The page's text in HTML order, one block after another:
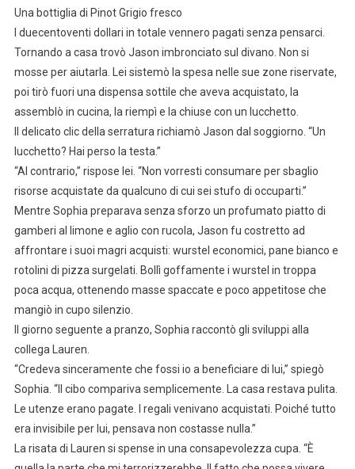
Una bottiglia di Pinot Grigio fresco
I duecentoventi dollari in totale vennero pagati senza pensarci.
Tornando a casa trovò Jason imbronciato sul divano. Non si
mosse per aiutarla. Lei sistemò la spesa nelle sue zone riservate,
poi tirò fuori una dispensa sottile che aveva acquistato, la
assemblò in cucina, la riempì e la chiuse con un lucchetto.
Il delicato clic della serratura richiamò Jason dal soggiorno. “Un
lucchetto? Hai perso la testa.”
“Al contrario,” rispose lei. “Non vorresti consumare per sbaglio
risorse acquistate da qualcuno di cui sei stufo di occuparti.”
Mentre Sophia preparava senza sforzo un profumato piatto di
gamberi al limone e aglio con rucola, Jason fu costretto ad
affrontare i suoi magri acquisti: wurstel economici, pane bianco e
rotolini di pizza surgelati. Bollì goffamente i wurstel in troppa
poca acqua, ottenendo masse spaccate e poco appetitose che
mangiò in cupo silenzio.
Il giorno seguente a pranzo, Sophia raccontò gli sviluppi alla
collega Lauren.
“Credeva sinceramente che fossi io a beneficiare di lui,” spiegò
Sophia. “Il cibo compariva semplicemente. La casa restava pulita.
Le utenze erano pagate. I regali venivano acquistati. Poiché tutto
era invisibile per lui, pensava non costasse nulla.”
La risata di Lauren si spense in una consapevolezza cupa. “È